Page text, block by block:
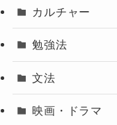
カルチャー
勉強法
文法
映画・ドラマ